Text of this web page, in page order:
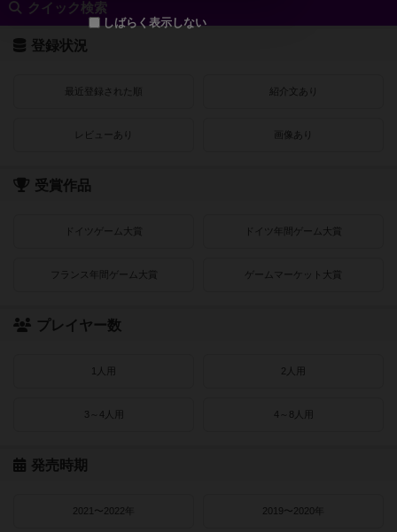
クイック検索
登録状況
最近登録された順 紹介文あり
レビューあり 画像あり
受賞作品
ドイツゲーム大賞 ドイツ年間ゲーム大賞
フランス年間ゲーム大賞 ゲームマーケット大賞
プレイヤー数
1人用 2人用
3～4人用 4～8人用
発売時期
2021〜2022年 2019〜2020年
しばらく表示しない